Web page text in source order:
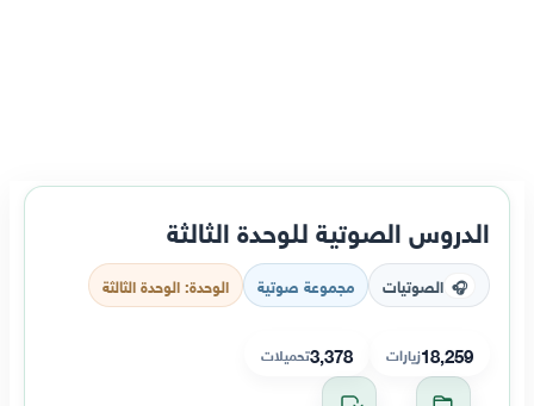
الدروس الصوتية للوحدة الثالثة
🎧 الصوتيات مجموعة صوتية الوحدة: الوحدة الثالثة
18,259زيارات 3,378تحميلات